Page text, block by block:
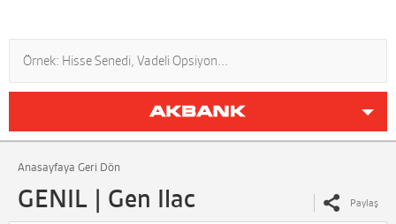
Anasayfaya Geri Dön
GENIL | Gen Ilac Paylaş